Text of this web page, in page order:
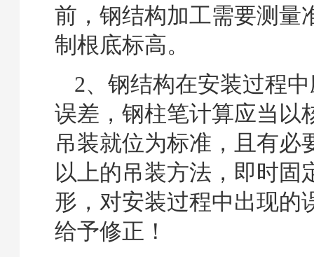
前，钢结构加工需要测量
制根底标高。
2、钢结构在安装过程
误差，钢柱笔计算应当以
吊装就位为标准，且有必
以上的吊装方法，即时固
形，对安装过程中出现的
给予修正！